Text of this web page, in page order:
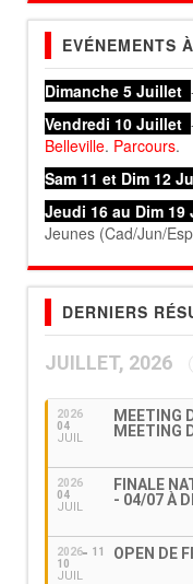
EVÉNEMENTS
Dimanche 5 Juillet
Vendredi 10 Juillet
Belleville. Parcours.
Sam 11 et Dim 12
Jeudi 16 au Dim 19
Jeunes (Cad/Jun/
DERNIERS
JUILLET, 2026
2026
04
JUIL
MEETING
MEETING
2026
04
JUIL
FINALE
- 04/07 À
2026
10
JUIL
11 OPEN DE